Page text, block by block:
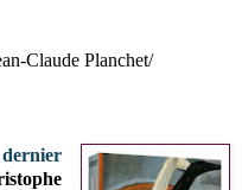
Claude Planchet/